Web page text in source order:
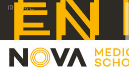
IR PARA...
EN